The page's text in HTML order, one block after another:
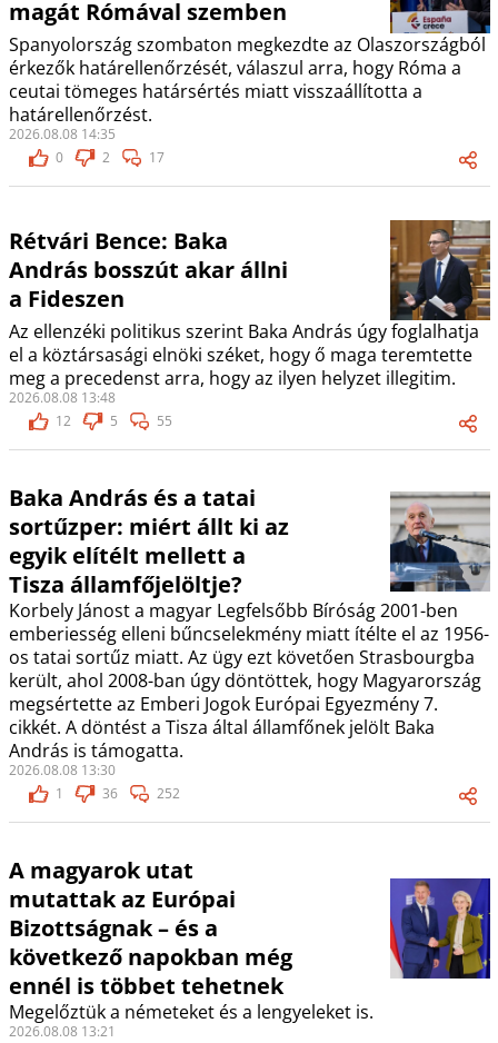
magát Rómával szemben
Spanyolország szombaton megkezdte az Olaszországból
érkezők határellenőrzését, válaszul arra, hogy Róma a
ceutai tömeges határsértés miatt visszaállította a
határellenőrzést.
2026.08.08 14:35
0
2 17
Rétvári Bence: Baka
András bosszút akar állni
a Fideszen
Az ellenzéki politikus szerint Baka András úgy foglalhatja
el a köztársasági elnöki széket, hogy ő maga teremtette
meg a precedenst arra, hogy az ilyen helyzet illegitim.
2026.08.08 13:48
12
5 55
Baka András és a tatai
sortűzper: miért állt ki az
egyik elítélt mellett a
Tisza államfőjelöltje?
Korbely Jánost a magyar Legfelsőbb Bíróság 2001-ben
emberiesség elleni bűncselekmény miatt ítélte el az 1956-
os tatai sortűz miatt. Az ügy ezt követően Strasbourgba
került, ahol 2008-ban úgy döntöttek, hogy Magyarország
megsértette az Emberi Jogok Európai Egyezmény 7.
cikkét. A döntést a Tisza által államfőnek jelölt Baka
András is támogatta.
2026.08.08 13:30
1
36 252
A magyarok utat
mutattak az Európai
Bizottságnak – és a
következő napokban még
ennél is többet tehetnek
Megelőztük a németeket és a lengyeleket is.
2026.08.08 13:21